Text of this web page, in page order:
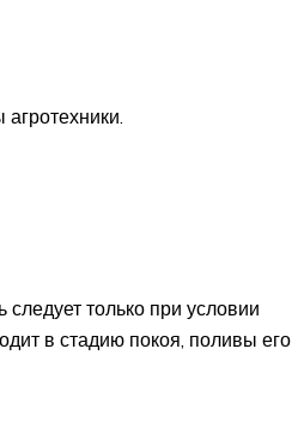
только при условии
в стадию покоя, поливы его